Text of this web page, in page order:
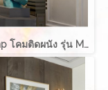
Wall Lamp โคมติดผนัง รุ่น MARIN EVE-00625